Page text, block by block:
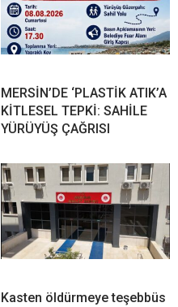
MERSİN’DE ‘PLASTİK ATIK’A
KİTLESEL TEPKİ: SAHİLE
YÜRÜYÜŞ ÇAĞRISI
Kasten öldürmeye teşebbüs